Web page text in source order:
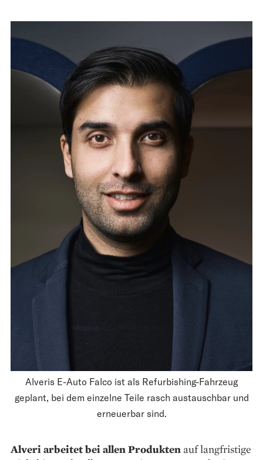
Alveris E-Auto Falco ist als Refurbishing-Fahrzeug
geplant, bei dem einzelne Teile rasch austauschbar und
erneuerbar sind.
Alveri arbeitet bei allen Pro­dukten auf langfristige